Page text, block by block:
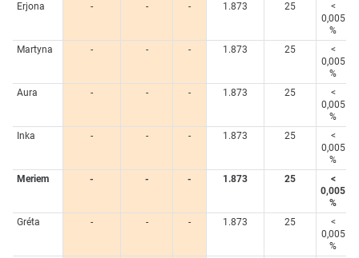
Erjona
- - - 1.873 25
<
0,005
%
Martyna
- - - 1.873 25
<
0,005
%
Aura
- - - 1.873 25
<
0,005
%
Inka
- - - 1.873 25
<
0,005
%
Meriem
- - - 1.873 25
<
0,005
%
Gréta
- - - 1.873 25
<
0,005
%